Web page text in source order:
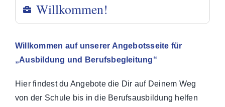
Willkommen!
Willkommen auf unserer Angebotsseite für
„Ausbildung und Berufsbegleitung“
Hier findest du Angebote die Dir auf Deinem Weg
von der Schule bis in die Berufsausbildung helfen